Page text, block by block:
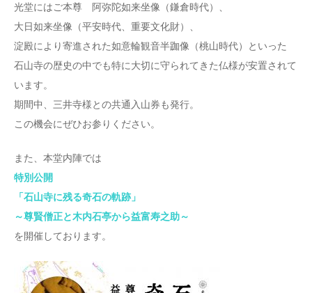
光堂にはご本尊 阿弥陀如来坐像（鎌倉時代）、
大日如来坐像（平安時代、重要文化財）、
淀殿により寄進された如意輪観音半跏像（桃山時代）といった
石山寺の歴史の中でも特に大切に守られてきた仏様が安置されて
います。
期間中、三井寺様との共通入山券も発行。
この機会にぜひお参りください。
また、本堂内陣では
特別公開
「石山寺に残る奇石の軌跡」
～尊賢僧正と木内石亭から益富寿之助～
を開催しております。